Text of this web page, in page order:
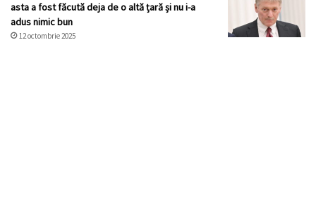
asta a fost făcută deja de o altă țară și nu i-a
adus nimic bun
12 octombrie 2025